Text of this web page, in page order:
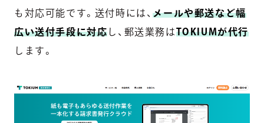
も対応可能です。送付時には、メールや郵送など幅
広い送付手段に対応 し、郵送業務はTOKIUMが代行
します。